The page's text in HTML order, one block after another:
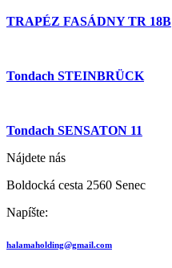
TRAPÉZ FASÁDNY TR 18B
Tondach STEINBRÜCK
Tondach SENSATON 11
Nájdete nás
Boldocká cesta 2560 Senec
Napíšte:
halamaholding@gmail.com